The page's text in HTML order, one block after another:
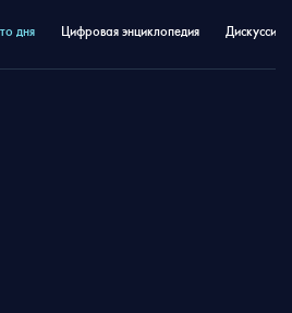
дня Цифровая энциклопедия